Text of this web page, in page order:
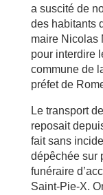
a suscité de
des habitants
maire Nicolas
pour interdire
commune de
préfet de
Le transport
reposait
fait sans
dépêchée sur
funéraire
Saint-Pie-X.